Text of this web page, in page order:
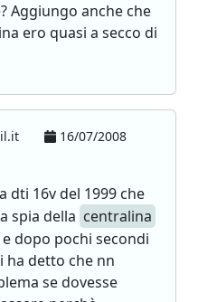
Aggiungo anche che
ero quasi a secco di
16/07/2008
dti 16v del 1999 che
spia della centralina
dopo pochi secondi
ha detto che nn
se dovesse